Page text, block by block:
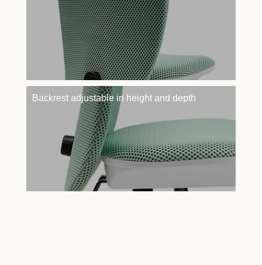
Backrest adjustable in height and depth